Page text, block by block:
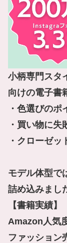
小柄専門スタ
向けの電子書
・色選びのポ
・買い物に失
・クローゼ
モデル体型で
詰め込みまし
【書籍実績】
Amazon人気
ファッション